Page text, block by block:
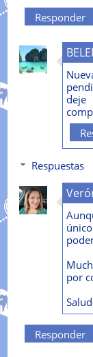
Responder
deje
Respuestas
por
Responder